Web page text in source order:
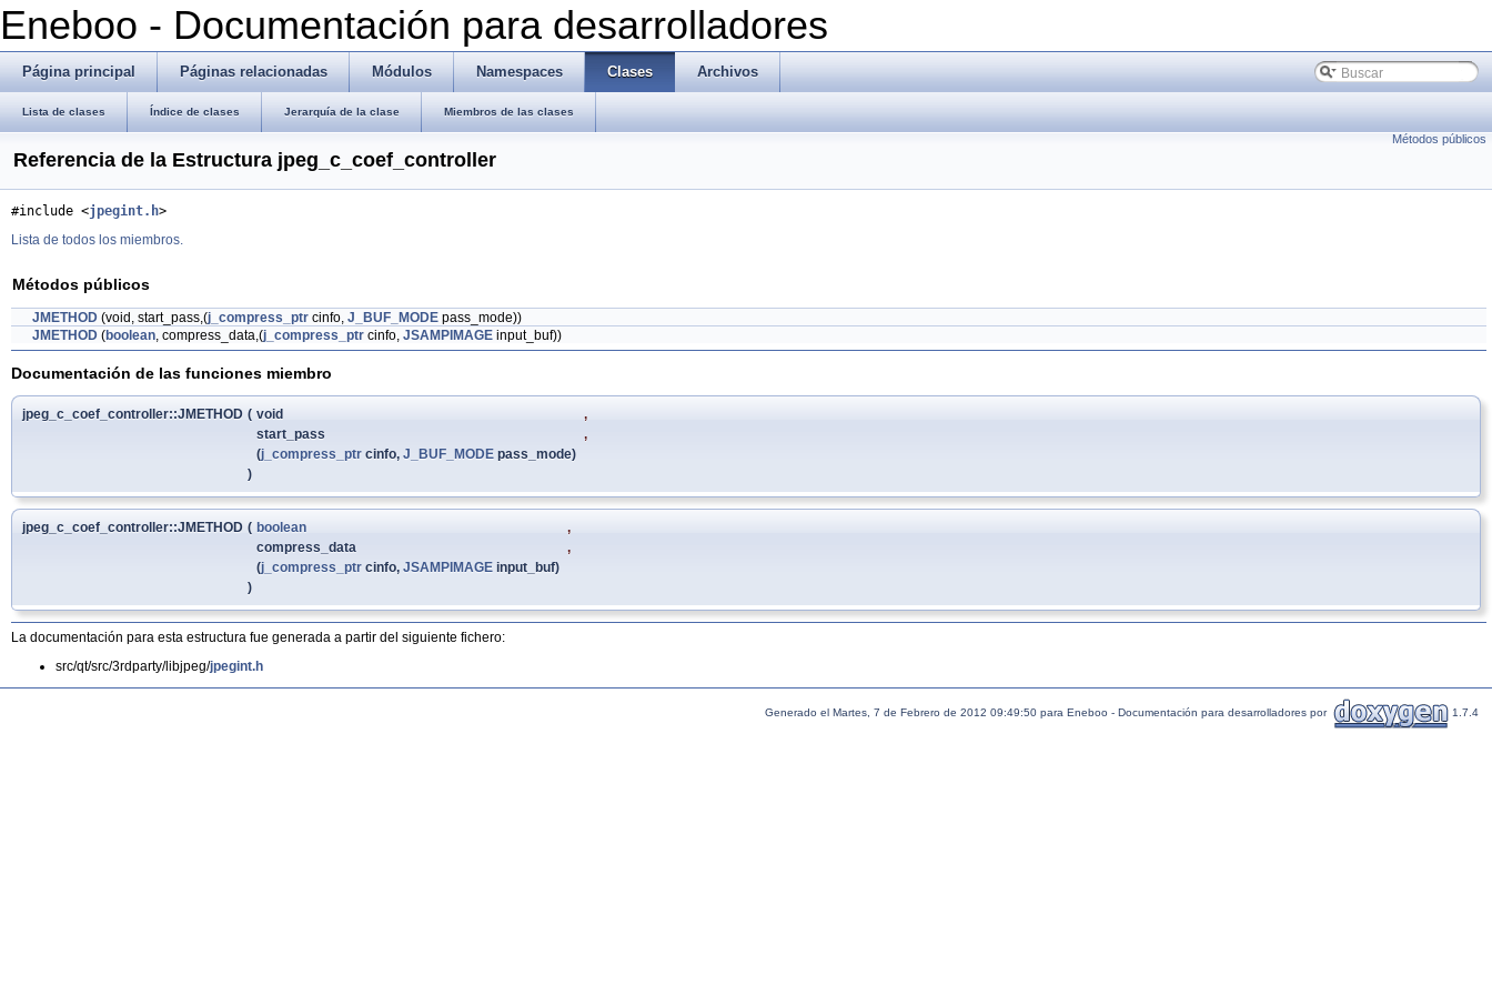
Eneboo - Documentación para desarrolladores
Página principal Páginas relacionadas Módulos Namespaces Clases Archivos
Lista de clases Índice de clases Jerarquía de la clase Miembros de las clases
Métodos públicos
Referencia de la Estructura jpeg_c_coef_controller
#include <jpegint.h>
Lista de todos los miembros.
Métodos públicos
JMETHOD (void, start_pass,(j_compress_ptr cinfo, J_BUF_MODE pass_mode))
JMETHOD (boolean, compress_data,(j_compress_ptr cinfo, JSAMPIMAGE input_buf))
Documentación de las funciones miembro
jpeg_c_coef_controller::JMETHOD ( void
,
start_pass
,
(j_compress_ptr cinfo, J_BUF_MODE pass_mode)
)
jpeg_c_coef_controller::JMETHOD ( boolean
,
compress_data
,
(j_compress_ptr cinfo, JSAMPIMAGE input_buf)
)
La documentación para esta estructura fue generada a partir del siguiente fichero:
src/qt/src/3rdparty/libjpeg/jpegint.h
Generado el Martes, 7 de Febrero de 2012 09:49:50 para Eneboo - Documentación para desarrolladores por 1.7.4